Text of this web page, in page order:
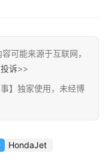
可能来源于互联网，
诉>>
】独家使用，未经博
HondaJet